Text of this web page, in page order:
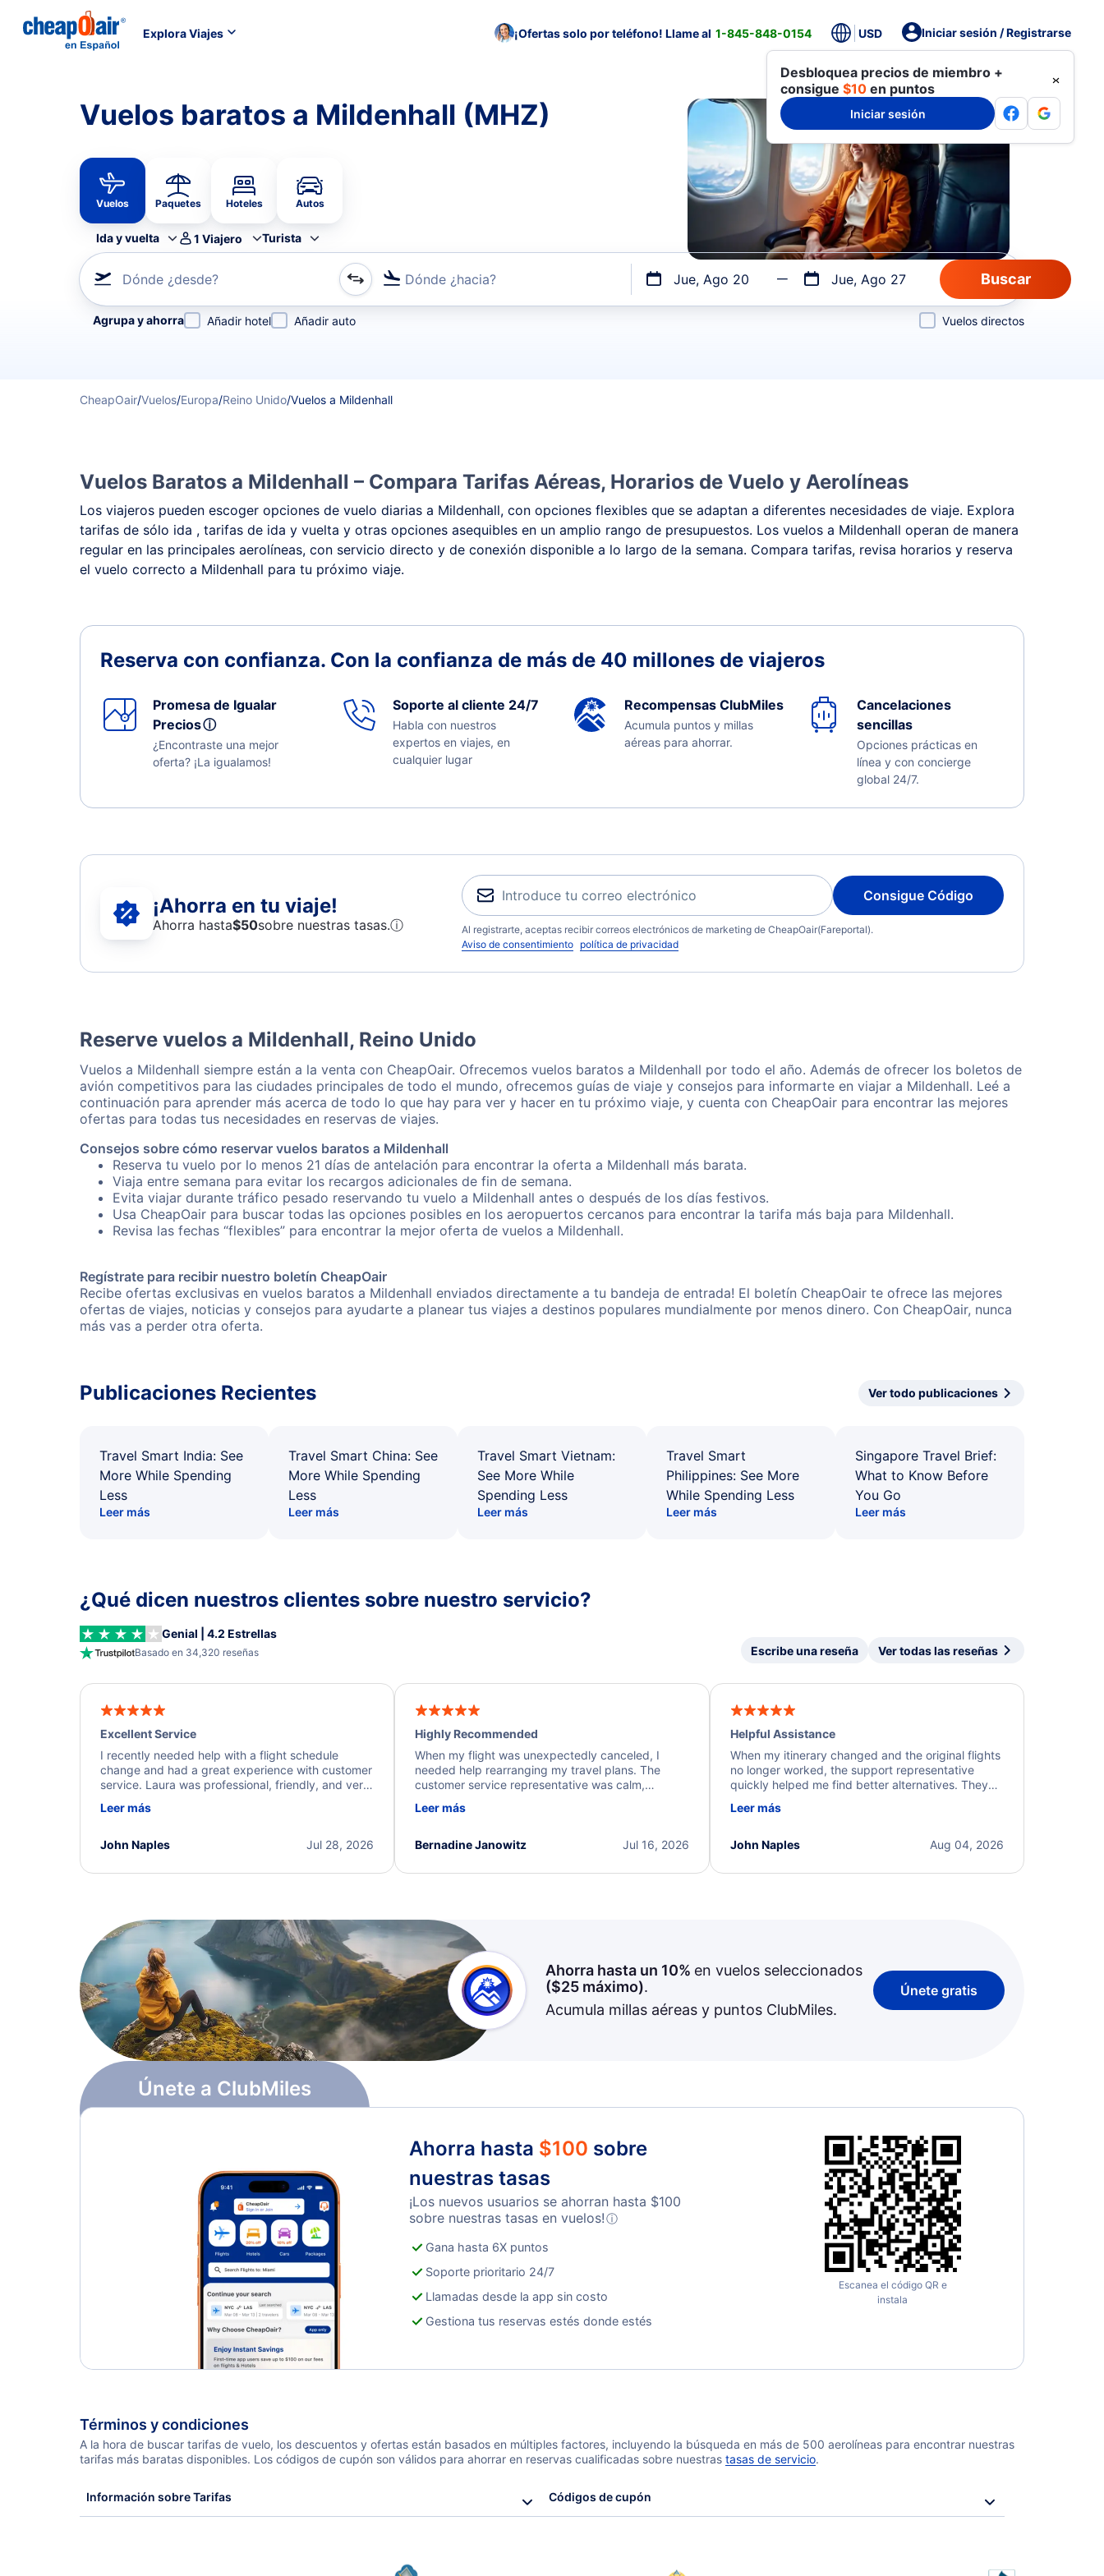
Explora Viajes ¡Ofertas solo por teléfono! Llame al 1-845-848-0154 USD Iniciar sesión / Registrarse
Desbloquea precios de miembro +
consigue $10 en puntos
Iniciar sesión
Vuelos baratos a Mildenhall (MHZ)
Vuelos Paquetes Hoteles Autos
Ida y vuelta 1 Viajero Turista
Dónde ¿desde? Dónde ¿hacia? Jue, Ago 20 Jue, Ago 27
Refina tu búsqueda por aerolínea, por ciudad o aeropuerto o por vuelos directos
Agrupa y ahorra Añadir hotel Añadir auto Vuelos directos
CheapOair/Vuelos/Europa/Reino Unido/Vuelos a Mildenhall
Vuelos Baratos a Mildenhall – Compara Tarifas Aéreas, Horarios de Vuelo y Aerolíneas
Los viajeros pueden escoger opciones de vuelo diarias a Mildenhall, con opciones flexibles que se adaptan a diferentes necesidades de viaje. Explora
tarifas de sólo ida , tarifas de ida y vuelta y otras opciones asequibles en un amplio rango de presupuestos. Los vuelos a Mildenhall operan de manera
regular en las principales aerolíneas, con servicio directo y de conexión disponible a lo largo de la semana. Compara tarifas, revisa horarios y reserva
el vuelo correcto a Mildenhall para tu próximo viaje.
Reserva con confianza. Con la confianza de más de 40 millones de viajeros
Promesa de Igualar
Preciosⓘ
¿Encontraste una mejor
oferta? ¡La igualamos!
Soporte al cliente 24/7
Habla con nuestros
expertos en viajes, en
cualquier lugar
Recompensas ClubMiles
Acumula puntos y millas
aéreas para ahorrar.
Cancelaciones
sencillas
Opciones prácticas en
línea y con concierge
global 24/7.
¡Ahorra en tu viaje!
Ahorra hasta$50sobre nuestras tasas.ⓘ
Consigue Código
Al registrarte, aceptas recibir correos electrónicos de marketing de CheapOair(Fareportal).
Aviso de consentimiento política de privacidad
Reserve vuelos a Mildenhall, Reino Unido
Vuelos a Mildenhall siempre están a la venta con CheapOair. Ofrecemos vuelos baratos a Mildenhall por todo el año. Además de ofrecer los boletos de
avión competitivos para las ciudades principales de todo el mundo, ofrecemos guías de viaje y consejos para informarte en viajar a Mildenhall. Leé a
continuación para aprender más acerca de todo lo que hay para ver y hacer en tu próximo viaje, y cuenta con CheapOair para encontrar las mejores
ofertas para todas tus necesidades en reservas de viajes.
Consejos sobre cómo reservar vuelos baratos a Mildenhall
Reserva tu vuelo por lo menos 21 días de antelación para encontrar la oferta a Mildenhall más barata.
Viaja entre semana para evitar los recargos adicionales de fin de semana.
Evita viajar durante tráfico pesado reservando tu vuelo a Mildenhall antes o después de los días festivos.
Usa CheapOair para buscar todas las opciones posibles en los aeropuertos cercanos para encontrar la tarifa más baja para Mildenhall.
Revisa las fechas “flexibles” para encontrar la mejor oferta de vuelos a Mildenhall.
Regístrate para recibir nuestro boletín CheapOair
Recibe ofertas exclusivas en vuelos baratos a Mildenhall enviados directamente a tu bandeja de entrada! El boletín CheapOair te ofrece las mejores
ofertas de viajes, noticias y consejos para ayudarte a planear tus viajes a destinos populares mundialmente por menos dinero. Con CheapOair, nunca
más vas a perder otra oferta.
Publicaciones Recientes Ver todo publicaciones
Travel Smart India: See
More While Spending
Less
Leer más
Travel Smart China: See
More While Spending
Less
Leer más
Travel Smart Vietnam:
See More While
Spending Less
Leer más
Travel Smart
Philippines: See More
While Spending Less
Leer más
Singapore Travel Brief:
What to Know Before
You Go
Leer más
¿Qué dicen nuestros clientes sobre nuestro servicio?
Genial | 4.2 Estrellas
Basado en 34,320 reseñas Escribe una reseña Ver todas las reseñas
Excellent Service
I recently needed help with a flight schedule
change and had a great experience with customer
service. Laura was professional, friendly, and very
a solution and kept me informed of the next steps.
Leer más
Jul 28, 2026
John Naples
Highly Recommended
When my flight was unexpectedly canceled, I
needed help rearranging my travel plans. The
customer service representative was calm,
process. They quickly found alternative flight
I truly appreciate the excellent support and
Leer más
Jul 16, 2026
Bernadine Janowitz
Helpful Assistance
When my itinerary changed and the original flights
no longer worked, the support representative
quickly helped me find better alternatives. They
beyond to resolve the issue. I'm grateful for the
Leer más
Aug 04, 2026
John Naples
Únete a ClubMiles
Ahorra hasta un 10% en vuelos seleccionados
($25máximo).
Acumula millas aéreas y puntos ClubMiles.
Únete gratis
Ahorra hasta $100 sobre
nuestras tasas
¡Los nuevos usuarios se ahorran hasta $100
sobre nuestras tasas en vuelos!ⓘ
Gana hasta 6X puntos
Soporte prioritario 24/7
Llamadas desde la app sin costo
Gestiona tus reservas estés donde estés
Escanea el código QR e
instala
Términos y condiciones
A la hora de buscar tarifas de vuelo, los descuentos y ofertas están basados en múltiples factores, incluyendo la búsqueda en más de 500 aerolíneas para encontrar nuestras
tarifas más baratas disponibles. Los códigos de cupón son válidos para ahorrar en reservas cualificadas sobre nuestras tasas de servicio.
Información sobre Tarifas Códigos de cupón